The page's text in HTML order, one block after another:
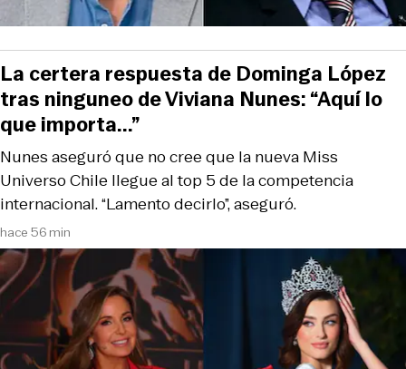
hace 56 min
Nunes aseguró que no cree que la nueva Miss
Universo Chile llegue al top 5 de la competencia
internacional. “Lamento decirlo”, aseguró.
La certera respuesta de Dominga López
tras ninguneo de Viviana Nunes: “Aquí lo
que importa...”